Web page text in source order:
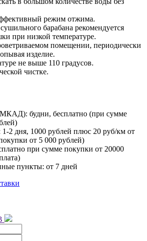
режим отжима.
барабана рекомендуется
при низкой температуре.
помещении, периодически
изделие.
не выше 110 градусов.
чистке.
будни, бесплатно (при сумме
1-2 дня, 1000 рублей плюс 20 руб/км от
от 5 000 рублей)
при сумме покупки от 20000
пункты: от 7 дней